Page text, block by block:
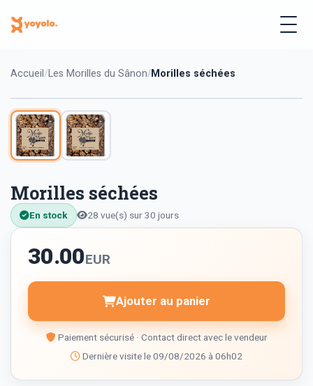
Accueil Les Morilles du Sânon Morilles séchées
Morilles séchées
En stock 28 vue(s) sur 30 jours
30.00EUR
Ajouter au panier
Paiement sécurisé · Contact direct avec le vendeur
Dernière visite le 09/08/2026 à 06h02